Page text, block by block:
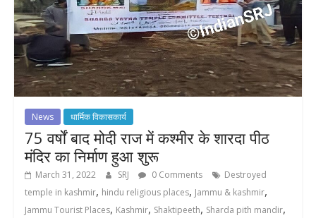
News धार्मिक विकासकार्य
75 वर्षों बाद मोदी राज में कश्मीर के शारदा पीठ
मंदिर का निर्माण हुआ शुरू
March 31, 2022 SRJ 0 Comments
Destroyed
temple in kashmir, hindu religious places, Jammu & kashmir,
Jammu Tourist Places, Kashmir, Shaktipeeth, Sharda pith mandir,